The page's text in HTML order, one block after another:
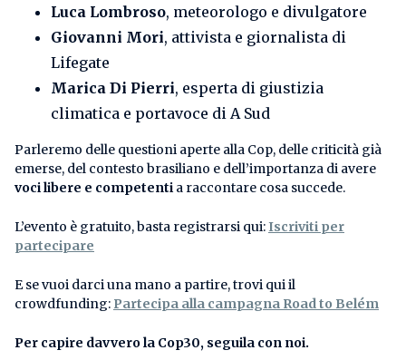
Luca Lombroso, meteorologo e divulgatore
Giovanni Mori, attivista e giornalista di
Lifegate
Marica Di Pierri, esperta di giustizia
climatica e portavoce di A Sud
Parleremo delle questioni aperte alla Cop, delle criticità già
emerse, del contesto brasiliano e dell’importanza di avere
voci libere e competenti a raccontare cosa succede.
L’evento è gratuito, basta registrarsi qui:Iscriviti per
partecipare
E se vuoi darci una mano a partire, trovi qui il
crowdfunding: Partecipa alla campagna Road to Belém
Per capire davvero la Cop30, seguila con noi.